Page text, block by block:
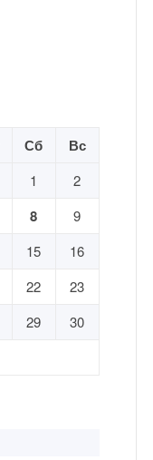
Сб Вс
1
2
8
9
15
16
22
23
29
30